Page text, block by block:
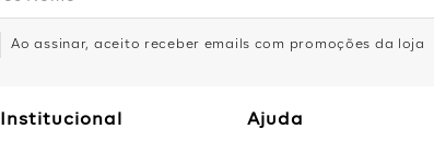
Ao assinar, aceito receber emails com promoções da loja
Institucional Ajuda